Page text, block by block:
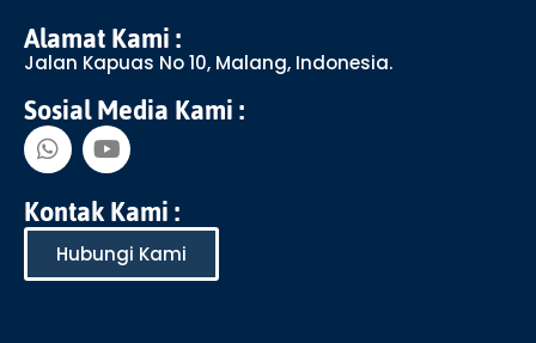
Alamat Kami :
Jalan Kapuas No 10, Malang, Indonesia.
Sosial Media Kami :
Kontak Kami :
Hubungi Kami